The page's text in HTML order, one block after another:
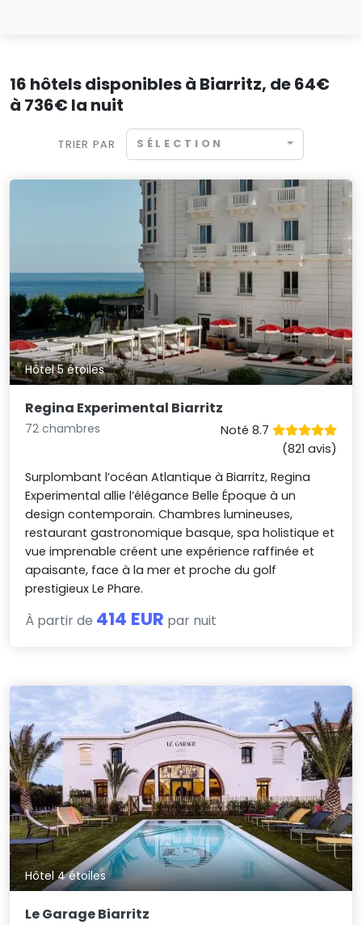
16 hôtels disponibles à Biarritz, de 64€
à 736€ la nuit
TRIER PAR SÉLECTION
Hôtel 5 étoiles
Regina Experimental Biarritz
72 chambres
Noté 8.7
(821 avis)
Surplombant l’océan Atlantique à Biarritz, Regina
Experimental allie l’élégance Belle Époque à un
design contemporain. Chambres lumineuses,
restaurant gastronomique basque, spa holistique et
vue imprenable créent une expérience raffinée et
apaisante, face à la mer et proche du golf
prestigieux Le Phare.
À partir de 414 EUR par nuit
Hôtel 4 étoiles
Le Garage Biarritz